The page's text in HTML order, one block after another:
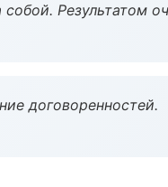
Результатом
договоренностей.